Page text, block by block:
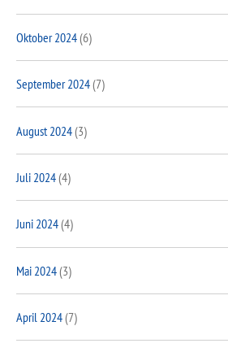
Oktober 2024(6)
September 2024(7)
August 2024(3)
Juli 2024(4)
Juni 2024(4)
Mai 2024(3)
April 2024(7)